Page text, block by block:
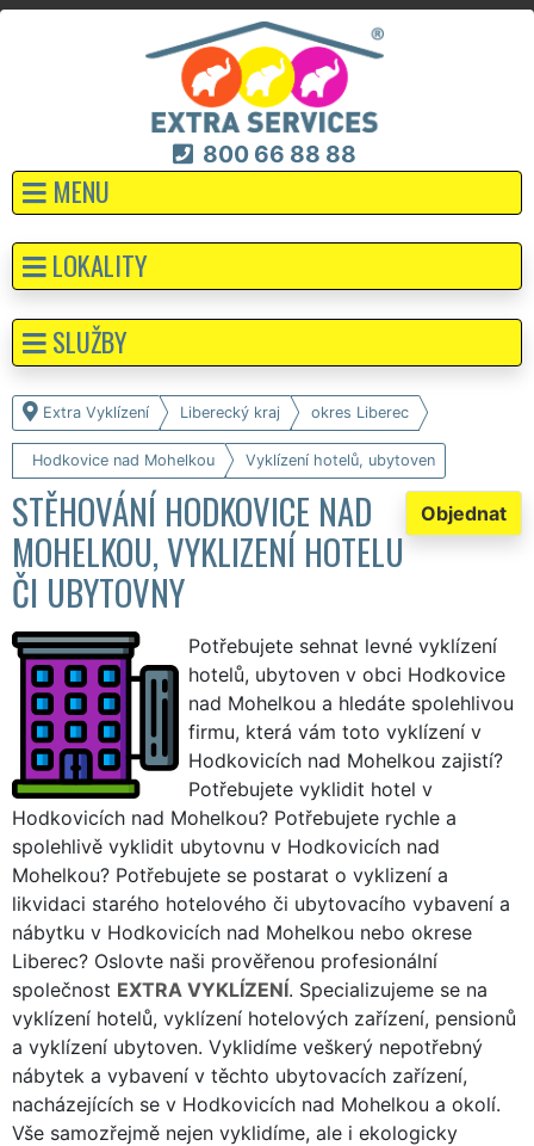
800 66 88 88
MENU
Extra Vyklízení Liberecký kraj okres Liberec
Hodkovice nad Mohelkou Vyklízení hotelů, ubytoven
Objednat
STĚHOVÁNÍ HODKOVICE NAD
MOHELKOU, VYKLIZENÍ HOTELU
ČI UBYTOVNY
Potřebujete sehnat levné vyklízení
hotelů, ubytoven v obci Hodkovice
nad Mohelkou a hledáte spolehlivou
firmu, která vám toto vyklízení v
Hodkovicích nad Mohelkou zajistí?
Potřebujete vyklidit hotel v
Hodkovicích nad Mohelkou? Potřebujete rychle a
spolehlivě vyklidit ubytovnu v Hodkovicích nad
Mohelkou? Potřebujete se postarat o vyklizení a
likvidaci starého hotelového či ubytovacího vybavení a
nábytku v Hodkovicích nad Mohelkou nebo okrese
Liberec? Oslovte naši prověřenou profesionální
společnost EXTRA VYKLÍZENÍ. Specializujeme se na
vyklízení hotelů, vyklízení hotelových zařízení, pensionů
a vyklízení ubytoven. Vyklidíme veškerý nepotřebný
nábytek a vybavení v těchto ubytovacích zařízení,
nacházejících se v Hodkovicích nad Mohelkou a okolí.
Vše samozřejmě nejen vyklidíme, ale i ekologicky
LOKALITY
SLUŽBY